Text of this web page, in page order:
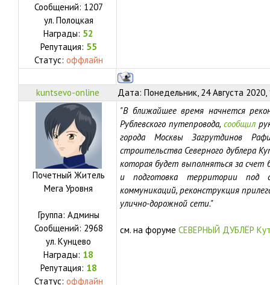
Сообщений: 1207
ул. Полоцкая
Награды: 52
Репутация: 55
Статус: оффлайн
kuntsevo-online Дата: Понедельник, 24 Августа
Почетный Житель
Мега Уровня
Группа: Админы
Сообщений: 2968
ул. Кунцево
Награды: 18
Репутация: 18
Статус: оффлайн
"В ближайшее время начнется
Рублевского путепровода, сообщил
города Москвы Загрутдинов
строительства Северного дублера
которая будет выполняться за счет
и подготовка территории под
коммуникаций, реконструкция
улично-дорожной сети."
см. на форуме СЕВЕРНЫЙ ДУБЛЁР